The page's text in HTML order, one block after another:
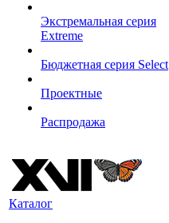
Экстремальная серия
Extreme
Бюджетная серия Select
Проектные
Распродажа
Каталог